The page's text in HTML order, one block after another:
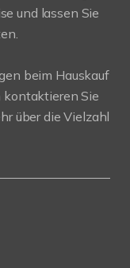
und lassen Sie
beim Hauskauf
kontaktieren Sie
über die Vielzahl